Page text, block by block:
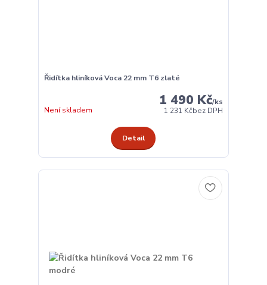
Řidítka hliníková Voca 22 mm T6 zlaté
1 490 Kč/ks
1 231 Kčbez DPH
Není skladem
Detail